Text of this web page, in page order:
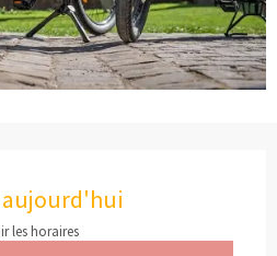
aujourd'hui
les horaires